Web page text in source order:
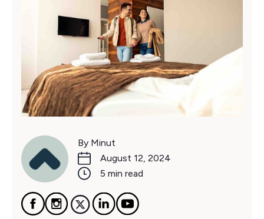
By Minut
August 12, 2024
5 min read